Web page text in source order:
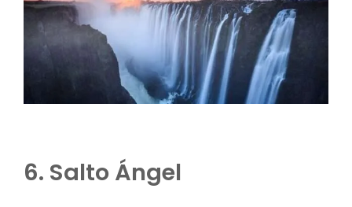
6. Salto Ángel